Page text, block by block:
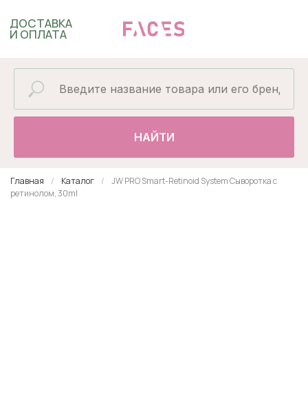
И ОПЛАТА
НАЙТИ
Главная Каталог
JW PRO Smart-Retinoid System Сыворотка с
ретинолом, 30ml